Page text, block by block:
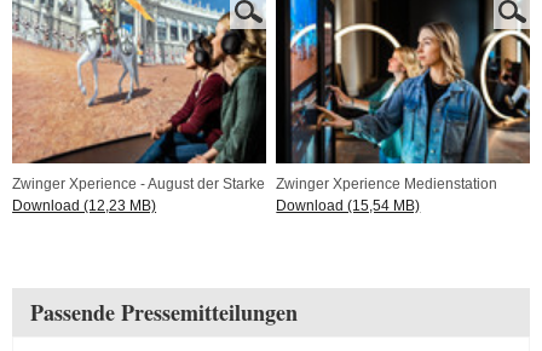
Zwinger Xperience - August der Starke
Download (12,23 MB)
Zwinger Xperience Medienstation
Download (15,54 MB)
Passende Pressemitteilungen